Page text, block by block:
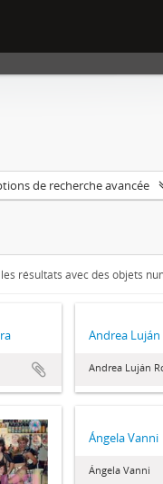
de recherche avancée
résultats avec des objets
Andrea
Andrea Luján
Ángela Vanni
Ángela Vanni